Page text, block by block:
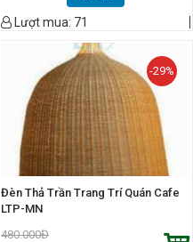
Lượt mua: 71
-29%
Đèn Thả Trần Trang Trí Quán Cafe
LTP-MN
480.000Đ